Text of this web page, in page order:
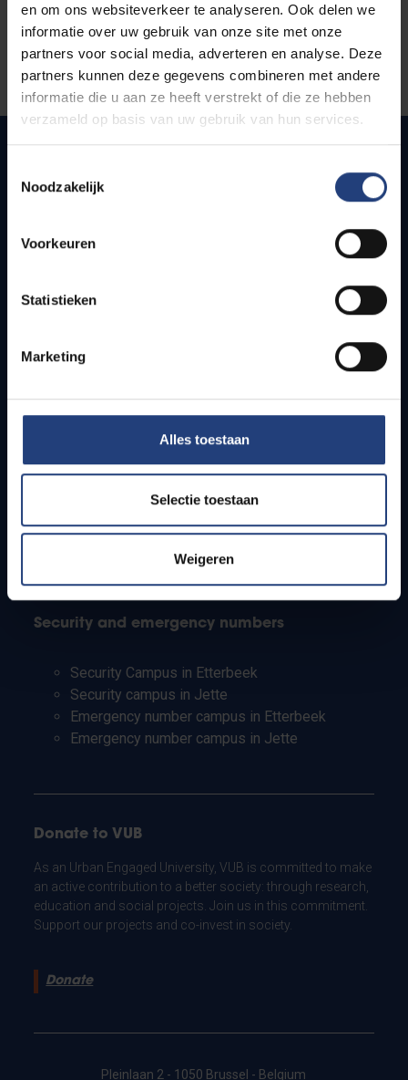
en om ons websiteverkeer te analyseren. Ook delen we
informatie over uw gebruik van onze site met onze
partners voor social media, adverteren en analyse. Deze
partners kunnen deze gegevens combineren met andere
informatie die u aan ze heeft verstrekt of die ze hebben
verzameld op basis van uw gebruik van hun services.
Noodzakelijk
Voorkeuren
Statistieken
Marketing
Alles toestaan
Selectie toestaan
Weigeren
Quick links
How to get to the VUB campuses
Students
PhD students
Teachers and secondary schools
Working students
Security and emergency numbers
Security Campus in Etterbeek
Security campus in Jette
Emergency number campus in Etterbeek
Emergency number campus in Jette
Donate to VUB
As an Urban Engaged University, VUB is committed to make
an active contribution to a better society: through research,
education and social projects. Join us in this commitment.
Support our projects and co-invest in society.
Donate
Pleinlaan 2 - 1050 Brussel - Belgium